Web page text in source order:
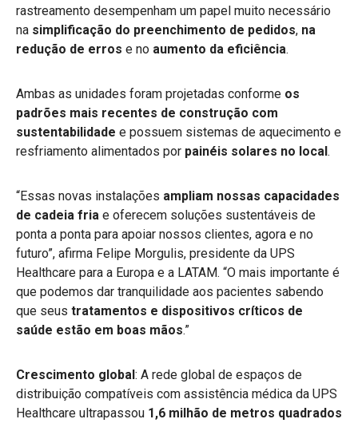
rastreamento desempenham um papel muito necessário
na simplificação do preenchimento de pedidos, na
redução de erros e no aumento da eficiência.
Ambas as unidades foram projetadas conforme os
padrões mais recentes de construção com
sustentabilidade e possuem sistemas de aquecimento e
resfriamento alimentados por painéis solares no local.
“Essas novas instalações ampliam nossas capacidades
de cadeia fria e oferecem soluções sustentáveis de
ponta a ponta para apoiar nossos clientes, agora e no
futuro”, afirma Felipe Morgulis, presidente da UPS
Healthcare para a Europa e a LATAM. “O mais importante é
que podemos dar tranquilidade aos pacientes sabendo
que seus tratamentos e dispositivos críticos de
saúde estão em boas mãos.”
Crescimento global: A rede global de espaços de
distribuição compatíveis com assistência médica da UPS
Healthcare ultrapassou 1,6 milhão de metros quadrados